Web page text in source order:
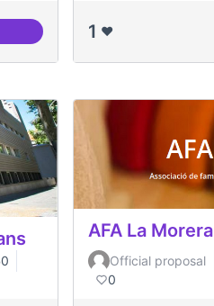
botiguers Congrés Indians
1 ❤️
0
AFA La Morera
Official proposal
0